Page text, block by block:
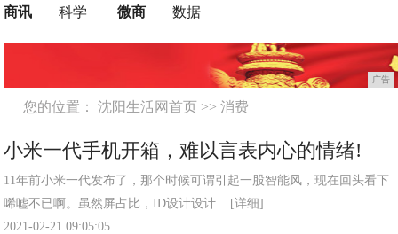
商讯
科学
微商
数据
广告
您的位置：沈阳生活网首页 >>消费
小米一代手机开箱，难以言表内心的情绪!
11年前小米一代发布了，那个时候可谓引起一股智能风，现在回头看下
唏嘘不已啊。虽然屏占比，ID设计设计... [详细]
2021-02-21 09:05:05